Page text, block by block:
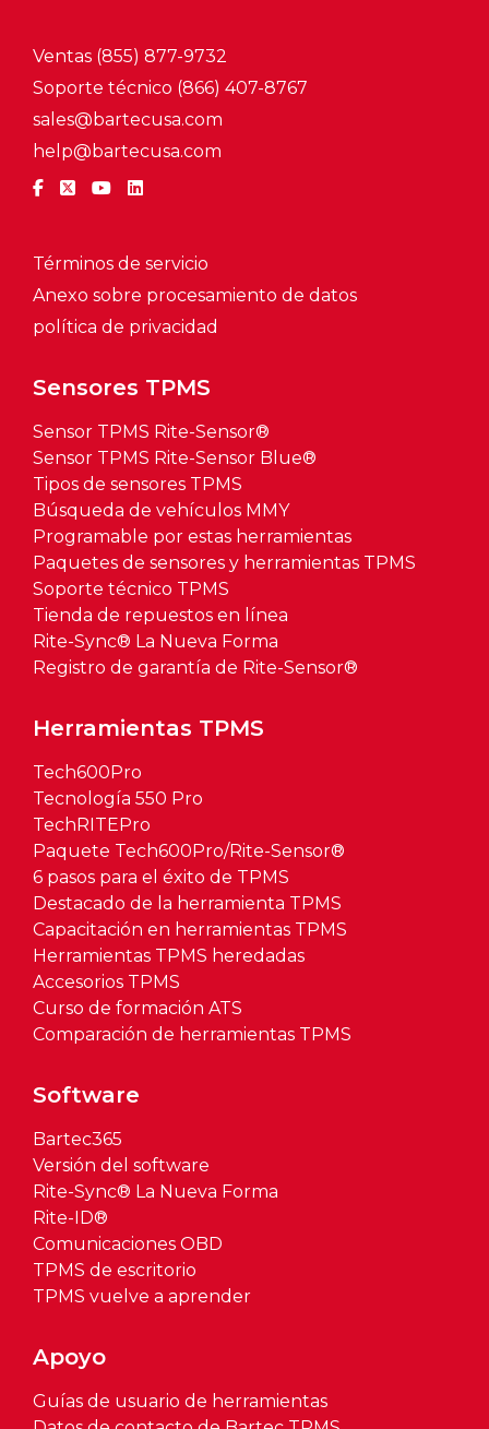
Sensores TPMS
Sensor TPMS Rite-Sensor®
Sensor TPMS Rite-Sensor Blue®
Tipos de sensores TPMS
Búsqueda de vehículos MMY
Programable por estas herramientas
Paquetes de sensores y herramientas TPMS
Soporte técnico TPMS
Tienda de repuestos en línea
Rite-Sync® La Nueva Forma
Registro de garantía de Rite-Sensor®
Herramientas TPMS
Tech600Pro
Tecnología 550 Pro
TechRITEPro
Paquete Tech600Pro/Rite-Sensor®
6 pasos para el éxito de TPMS
Destacado de la herramienta TPMS
Capacitación en herramientas TPMS
Herramientas TPMS heredadas
Accesorios TPMS
Curso de formación ATS
Comparación de herramientas TPMS
Software
Bartec365
Versión del software
Rite-Sync® La Nueva Forma
Rite-ID®
Comunicaciones OBD
TPMS de escritorio
TPMS vuelve a aprender
Apoyo
Guías de usuario de herramientas
Ventas (855) 877-9732
Soporte técnico (866) 407-8767
sales@bartecusa.com
help@bartecusa.com
Términos de servicio
Anexo sobre procesamiento de datos
política de privacidad